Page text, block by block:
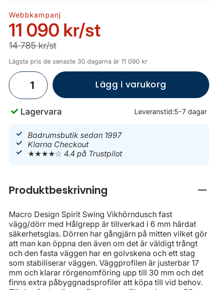
Webbkampanj
11 090 kr/st
14 785 kr/st
Lägsta pris de senaste 30 dagarna är 11 090 kr
Lägg i varukorg
Lagervara Leveranstid:5-7 dagar
Badrumsbutik sedan 1997
Klarna Checkout
★★★★☆4.4 på Trustpilot
Produktbeskrivning
Macro Design Spirit Swing Vikhörndusch fast
vägg/dörr med Hålgrepp är tillverkad i 6 mm härdat
säkerhetsglas. Dörren har gångjärn på mitten vilket gör
att man kan öppna den även om det är väldigt trångt
och den fasta väggen har en golvskena och ett stag
som stabiliserar väggen. Väggprofilen är justerbar 17
mm och klarar rörgenomföring upp till 30 mm och det
finns extra påbyggnadsprofiler att köpa till vid behov.